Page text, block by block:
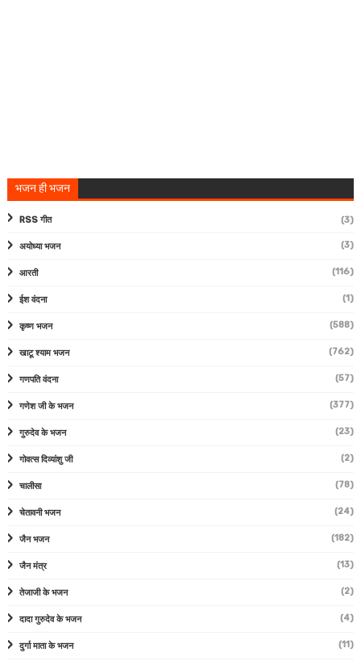
भजन ही भजन
RSS गीत (3)
अयोध्या भजन (3)
आरती (116)
ईश वंदना (1)
कृष्ण भजन (588)
खाटू श्याम भजन (762)
गणपति वंदना (57)
गणेश जी के भजन (377)
गुरुदेव के भजन (23)
गोवत्स दिव्यांशु जी (2)
चालीसा (78)
चेतावनी भजन (24)
जैन भजन (182)
जैन मंत्र (13)
तेजाजी के भजन (2)
दादा गुरुदेव के भजन (4)
दुर्गा माता के भजन (11)